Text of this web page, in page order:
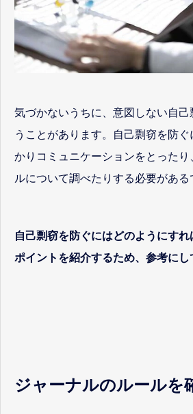
気づかないうちに、意図しない自己
うことがあります。自己剽窃を防
かりコミュニケーションをとった
ルについて調べたりする必要がある
自己剽窃を防ぐにはどのようにす
ポイントを紹介するため、参考にし
ジャーナルのルールを